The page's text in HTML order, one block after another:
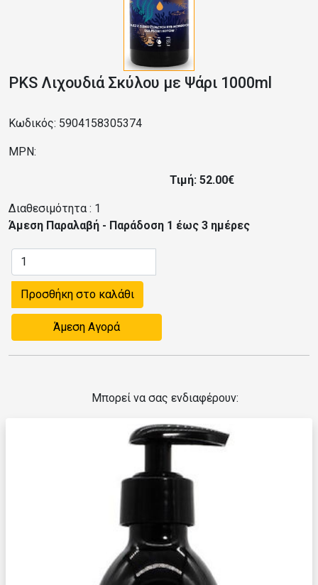
PKS Λιχουδιά Σκύλου με Ψάρι 1000ml
Κωδικός: 5904158305374
MPN:
Τιμή: 52.00€
Διαθεσιμότητα : 1
Άμεση Παραλαβή - Παράδοση 1 έως 3 ημέρες
Προσθήκη στο καλάθι
Άμεση Αγορά
Μπορεί να σας ενδιαφέρουν: